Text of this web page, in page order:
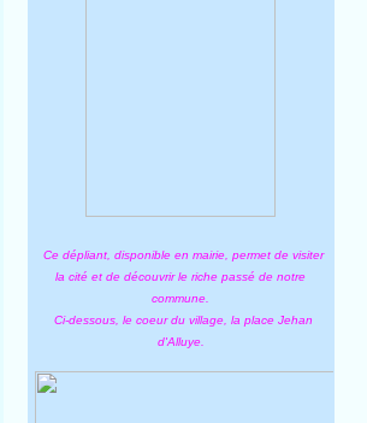
Ce dépliant, disponible en mairie, permet de visiter
la cité et de découvrir le riche passé de notre
commune.
Ci-dessous, le coeur du village, la place Jehan
d'Alluye.